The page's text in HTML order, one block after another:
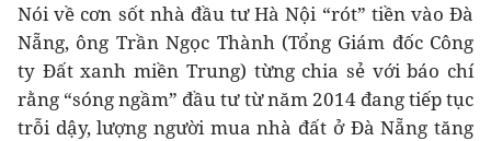
Nói về cơn sốt nhà đầu tư Hà Nội “rót” tiền vào Đà
Nẵng, ông Trần Ngọc Thành (Tổng Giám đốc Công
ty Đất xanh miền Trung) từng chia sẻ với báo chí
rằng “sóng ngầm” đầu tư từ năm 2014 đang tiếp tục
trỗi dậy, lượng người mua nhà đất ở Đà Nẵng tăng